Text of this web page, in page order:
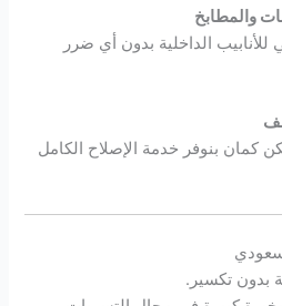
والمطابخ
الداخلية بدون أي ضرر
كمان بنوفر خدمة الإصلاح الكامل
بدون تكسير.